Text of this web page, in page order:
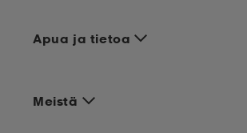
Apua ja tietoa
Meistä